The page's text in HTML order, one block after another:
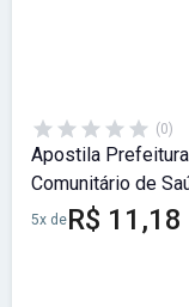
(0)
Apostila
Comunitário de
5x deR$ 11,18